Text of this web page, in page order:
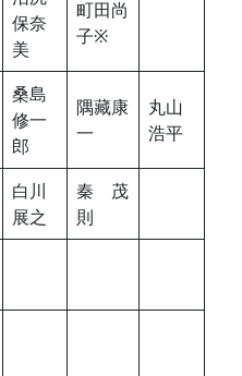
保奈
美
町田尚
子※
桑島
修一
郎
隅藏康
一
丸山
浩平
白川
展之
秦 茂
則